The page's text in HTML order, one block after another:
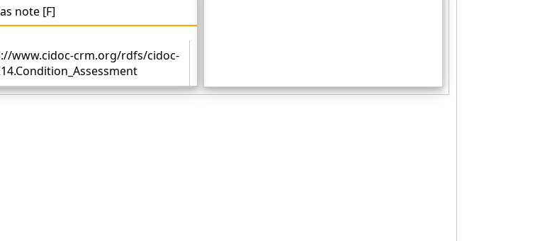
note [F]
www.cidoc-crm.org/rdfs/cidoc-